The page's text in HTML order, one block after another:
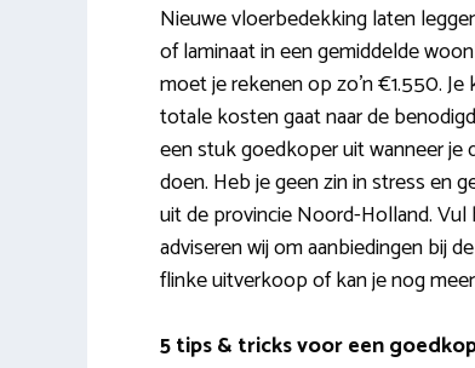
Nieuwe vloerbedekking laten
of laminaat in een gemiddelde
moet je rekenen op zo’n €1.550.
totale kosten gaat naar de
een stuk goedkoper uit wanneer je
doen. Heb je geen zin in stress en
uit de provincie Noord-Holland.
adviseren wij om aanbiedingen bij de
flinke uitverkoop of kan je nog
5 tips & tricks voor een